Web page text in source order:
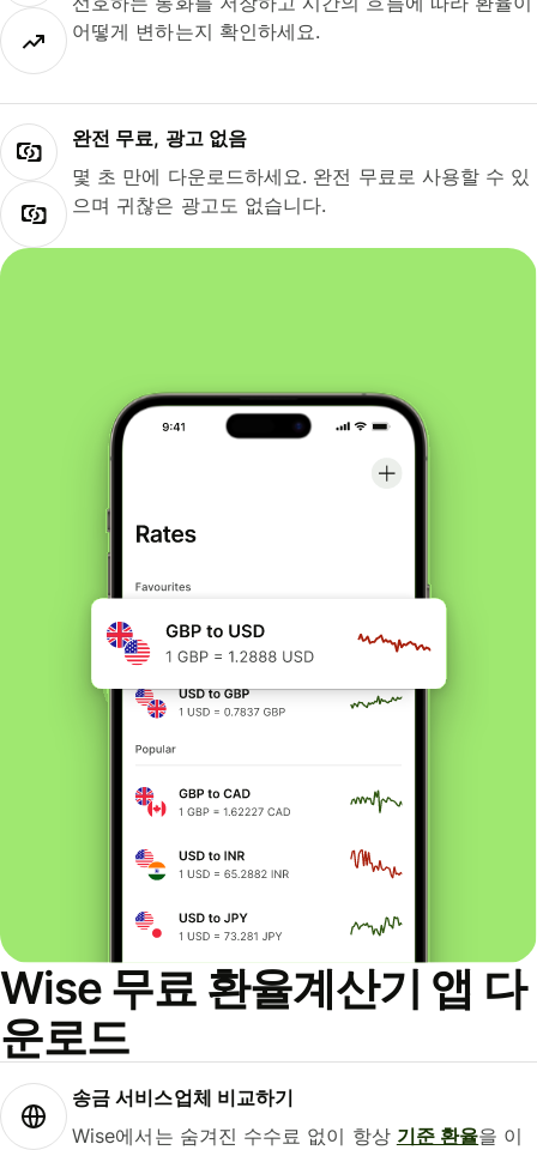
어떻게 변하는지 확인하세요.
완전 무료, 광고 없음
몇 초 만에 다운로드하세요. 완전 무료로 사용할 수 있
으며 귀찮은 광고도 없습니다.
Wise 무료 환율계산기 앱 다
운로드
송금 서비스업체 비교하기
Wise에서는 숨겨진 수수료 없이 항상 기준 환율을 이